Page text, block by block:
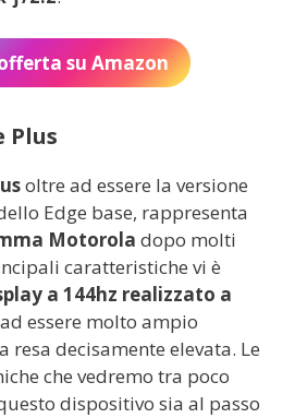
su Amazon
Plus
oltre ad essere la versione
Edge base, rappresenta
Motorola dopo molti
caratteristiche vi è
a 144hz realizzato a
essere molto ampio
resa decisamente elevata. Le
che vedremo tra poco
dispositivo sia al passo